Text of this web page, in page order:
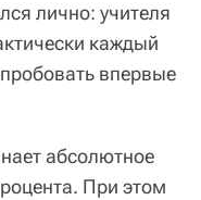
лично: учителя
каждый
впервые
абсолютное
При этом